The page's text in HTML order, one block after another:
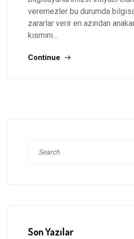
veremezler bu durumda
zararlar verir en azından
kısmını…
Continue
Son Yazılar